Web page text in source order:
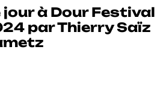
jour à Dour Festival
par Thierry Saïz